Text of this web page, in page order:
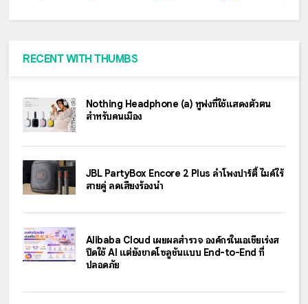
RECENT WITH THUMBS
Nothing Headphone (a) หูฟังที่ใช้แสดงตัวตน
สำหรับคนเมือง
JBL PartyBox Encore 2 Plus ลำโพงปาร์ตี้ ไมค์ไร้
สายคู่ ลดเสียงร้องนำ
Alibaba Cloud เผยผลสำรวจ องค์กรในเอเชียเร่งส
ปีดใช้ AI แต่ยังขาดโซลูชันแบบ End-to-End ที่
ปลอดภัย